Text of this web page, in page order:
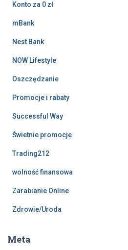
Konto za 0 zł
mBank
Nest Bank
NOW Lifestyle
Oszczędzanie
Promocje i rabaty
Successful Way
Świetnie promocje
Trading212
wolność finansowa
Zarabianie Online
Zdrowie/Uroda
Meta